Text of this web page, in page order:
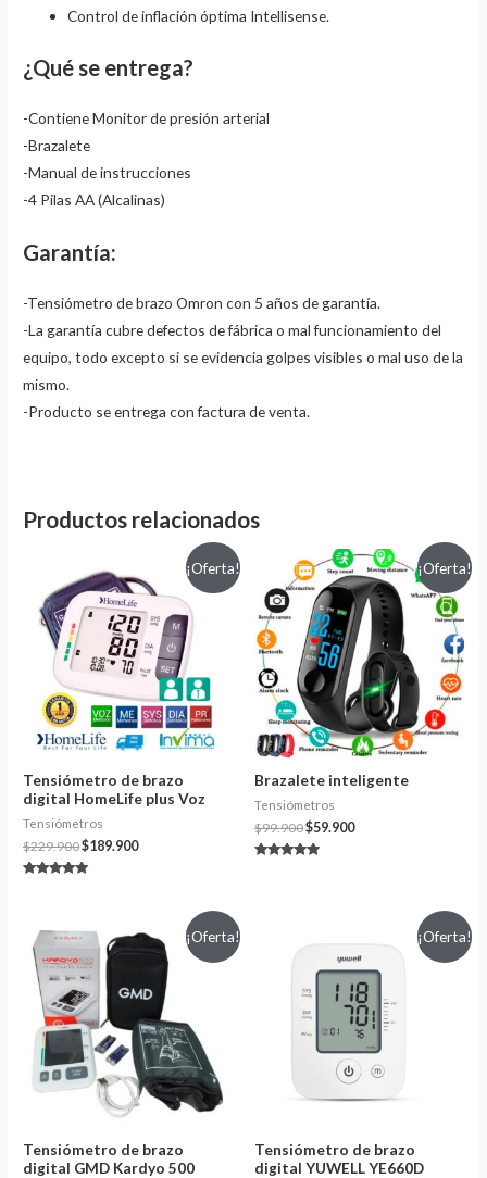
Control de inflación óptima Intellisense.
¿Qué se entrega?
-Contiene Monitor de presión arterial
-Brazalete
-Manual de instrucciones
-4 Pilas AA (Alcalinas)
Garantía:
-Tensiómetro de brazo Omron con 5 años de garantía.
-La garantía cubre defectos de fábrica o mal funcionamiento del
equipo, todo excepto si se evidencia golpes visibles o mal uso de la
mismo.
-Producto se entrega con factura de venta.
Productos relacionados
¡Oferta!
Tensiómetro de brazo
digital HomeLife plus Voz
Tensiómetros
$229.900$189.900
¡Oferta!
Brazalete inteligente
Tensiómetros
$99.900$59.900
¡Oferta!
Tensiómetro de brazo
digital GMD Kardyo 500
¡Oferta!
Tensiómetro de brazo
digital YUWELL YE660D